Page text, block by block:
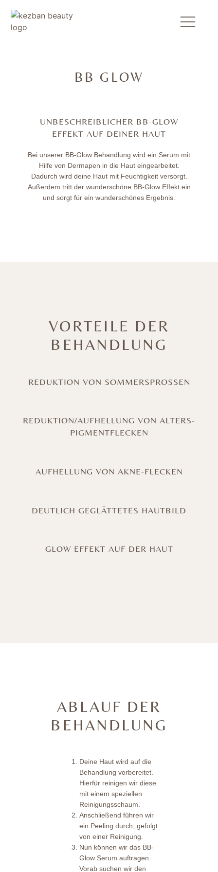
BB GLOW
UNBESCHREIBLICHER BB-GLOW
EFFEKT AUF DEINER HAUT
Bei unserer BB-Glow Behandlung wird ein Serum mit
Hilfe von Dermapen in die Haut eingearbeitet.
Dadurch wird deine Haut mit Feuchtigkeit versorgt.
Außerdem tritt der wunderschöne BB-Glow Effekt ein
und sorgt für ein wunderschönes Ergebnis.
VORTEILE DER
BEHANDLUNG
REDUKTION VON SOMMERSPROSSEN
REDUKTION/AUFHELLUNG VON ALTERS-
PIGMENTFLECKEN
AUFHELLUNG VON AKNE-FLECKEN
DEUTLICH GEGLÄTTETES HAUTBILD
GLOW EFFEKT AUF DER HAUT
ABLAUF DER
BEHANDLUNG
Deine Haut wird auf die
Behandlung vorbereitet.
Hierfür reinigen wir diese
mit einem speziellen
Reinigungsschaum.
Anschließend führen wir
ein Peeling durch, gefolgt
von einer Reinigung.
Nun können wir das BB-
Glow Serum auftragen.
Vorab suchen wir den